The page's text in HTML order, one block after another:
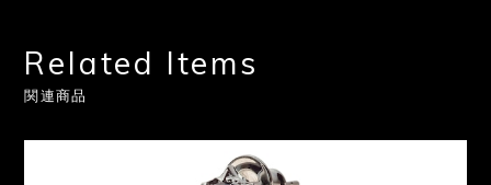
Related Items
関連商品